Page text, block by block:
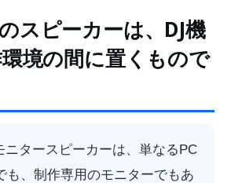
スピーカーは、DJ機
境の間に置くもので
ニタースピーカーは、単なるPC
も、制作専用のモニターでもあ